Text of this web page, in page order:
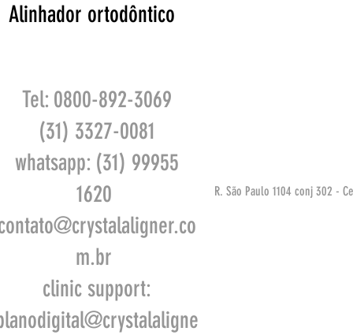
Alinhador ortodôntico
Tel: 0800-892-3069
(31) 3327-0081
whatsapp: (31) 99955
1620
m.br
clinic support:
R. São Paulo 1104 conj 302 -